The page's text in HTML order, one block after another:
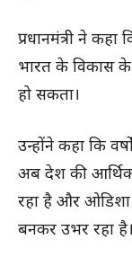
प्रधानमंत्री ने कहा
भारत के विकास के
हो सकता।
उन्होंने कहा कि
अब देश की आर्थिक
रहा है और ओडिशा
बनकर उभर रहा है।